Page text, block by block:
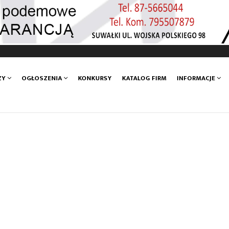
OGŁOSZENIA KONKURSY KATALOG FIRM INFORMACJE